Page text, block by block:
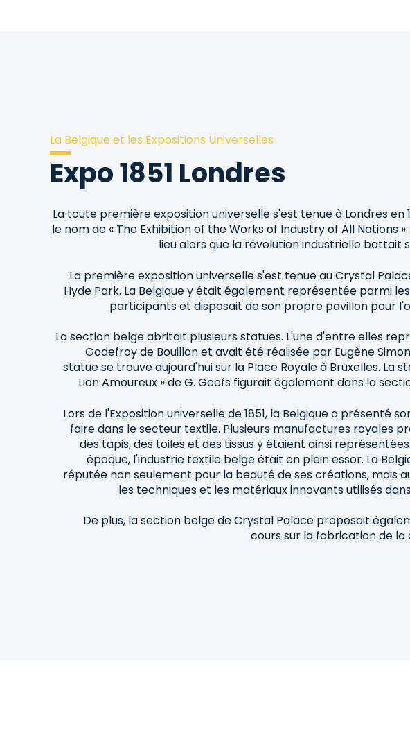
La Belgique et les Expositions Universelles
Expo 1851 Londres
La toute première exposition universelle s'est tenue à Londres en
le nom de « The Exhibition of the Works of Industry of All Nations ».
lieu alors que la révolution industrielle battait
La première exposition universelle s'est tenue au Crystal
Hyde Park. La Belgique y était également représentée parmi
participants et disposait de son propre pavillon pour
La section belge abritait plusieurs statues. L'une d'entre elles
Godefroy de Bouillon et avait été réalisée par Eugène
statue se trouve aujourd'hui sur la Place Royale à Bruxelles. La
Lion Amoureux » de G. Geefs figurait également dans la
Lors de l'Exposition universelle de 1851, la Belgique a présenté
faire dans le secteur textile. Plusieurs manufactures royales
des tapis, des toiles et des tissus y étaient ainsi
époque, l'industrie textile belge était en plein essor. La
réputée non seulement pour la beauté de ses créations, mais
les techniques et les matériaux innovants utilisés
De plus, la section belge de Crystal Palace proposait
cours sur la fabrication de la